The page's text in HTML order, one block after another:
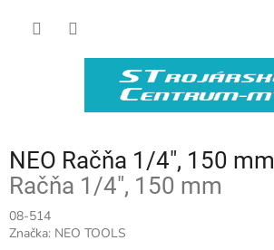
NEO Račňa 1/4", 150 mm
Račňa 1/4", 150 mm
08-514
Značka: NEO TOOLS